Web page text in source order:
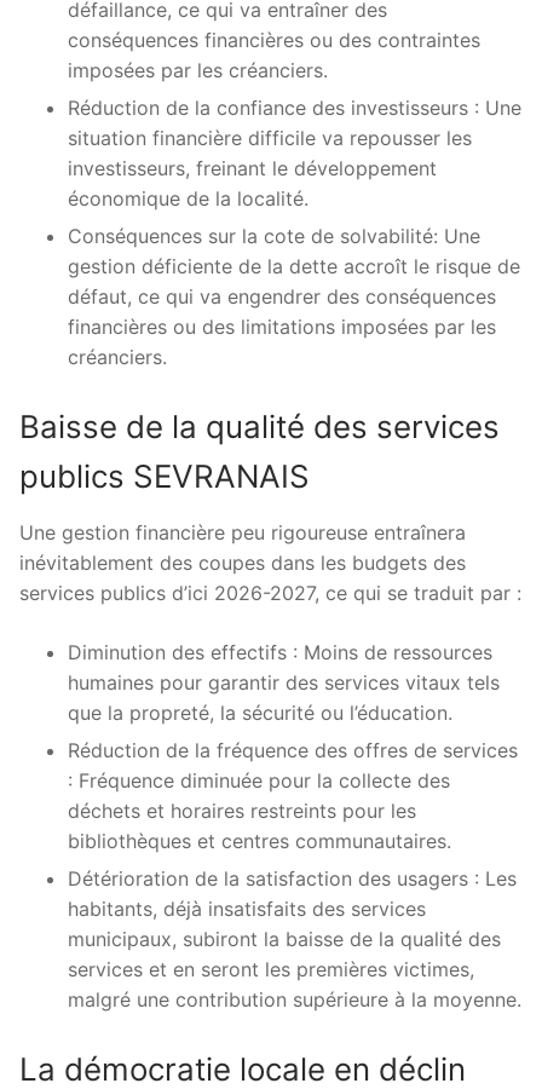
défaillance, ce qui va entraîner des
conséquences financières ou des contraintes
imposées par les créanciers.
Réduction de la confiance des investisseurs : Une
situation financière difficile va repousser les
investisseurs, freinant le développement
économique de la localité.
Conséquences sur la cote de solvabilité: Une
gestion déficiente de la dette accroît le risque de
défaut, ce qui va engendrer des conséquences
financières ou des limitations imposées par les
créanciers.
Baisse de la qualité des services
publics SEVRANAIS
Une gestion financière peu rigoureuse entraînera
inévitablement des coupes dans les budgets des
services publics d’ici 2026-2027, ce qui se traduit par :
Diminution des effectifs : Moins de ressources
humaines pour garantir des services vitaux tels
que la propreté, la sécurité ou l’éducation.
Réduction de la fréquence des offres de services
: Fréquence diminuée pour la collecte des
déchets et horaires restreints pour les
bibliothèques et centres communautaires.
Détérioration de la satisfaction des usagers : Les
habitants, déjà insatisfaits des services
municipaux, subiront la baisse de la qualité des
services et en seront les premières victimes,
malgré une contribution supérieure à la moyenne.
La démocratie locale en déclin